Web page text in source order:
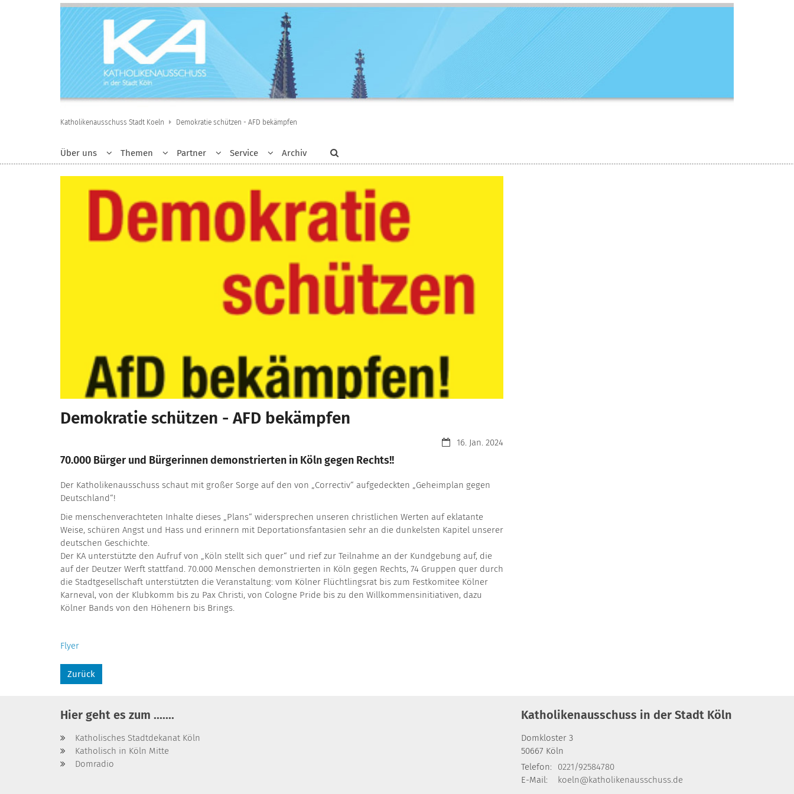
Zum Inhalt springen
Über uns Themen Partner Service Archiv
Katholikenausschuss Stadt Koeln Demokratie schützen - AFD bekämpfen
Demokratie schützen - AFD bekämpfen
Datum:16. Jan. 2024
70.000 Bürger und Bürgerinnen demonstrierten in Köln gegen Rechts!!
Der Katholikenausschuss schaut mit großer Sorge auf den von „Correctiv“ aufgedeckten „Geheimplan gegen
Deutschland“!
Die menschenverachteten Inhalte dieses „Plans“ widersprechen unseren christlichen Werten auf eklatante
Weise, schüren Angst und Hass und erinnern mit Deportationsfantasien sehr an die dunkelsten Kapitel unserer
deutschen Geschichte.
Der KA unterstützte den Aufruf von „Köln stellt sich quer“ und rief zur Teilnahme an der Kundgebung auf, die
auf der Deutzer Werft stattfand. 70.000 Menschen demonstrierten in Köln gegen Rechts, 74 Gruppen quer durch
die Stadtgesellschaft unterstützten die Veranstaltung: vom Kölner Flüchtlingsrat bis zum Festkomitee Kölner
Karneval, von der Klubkomm bis zu Pax Christi, von Cologne Pride bis zu den Willkommensinitiativen, dazu
Kölner Bands von den Höhenern bis Brings.
Flyer
Zurück
Hier geht es zum .......
Katholisches Stadtdekanat Köln
Katholisch in Köln Mitte
Domradio
Katholikenausschuss in der Stadt Köln
Domkloster 3
50667 Köln
Telefon:
0221/92584780
E-Mail:
koeln@katholikenausschuss.de